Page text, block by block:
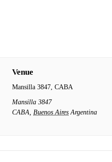
Venue
Mansilla 3847, CABA
Mansilla 3847
CABA
Buenos Aires Argentina